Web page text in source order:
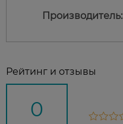
Производитель:
Рейтинг и отзывы
0